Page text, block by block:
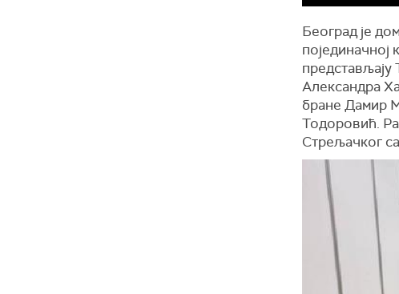
Београд је
појединачној
представљају
Александра
бране Дамир
Тодоровић.
Стрељачког